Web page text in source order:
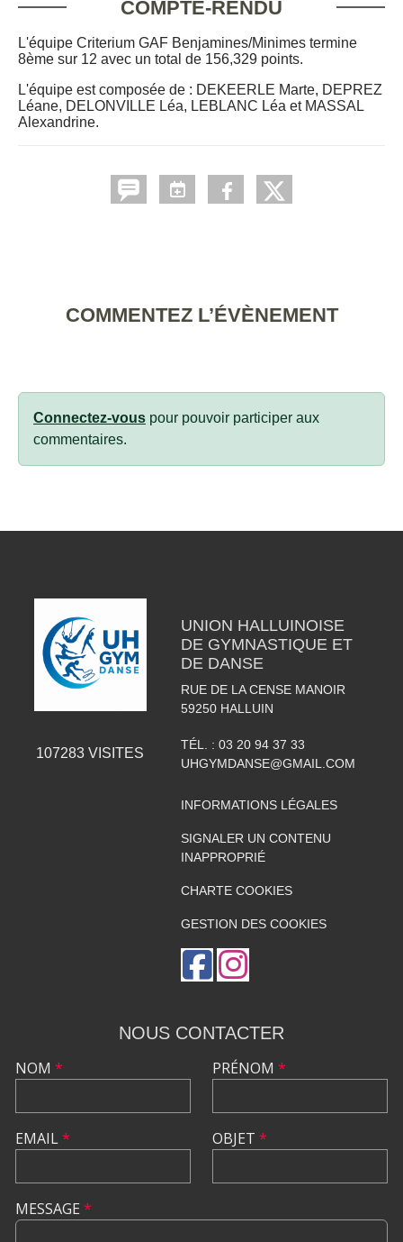
COMPTE-RENDU
L'équipe Criterium GAF Benjamines/Minimes termine
8ème sur 12 avec un total de 156,329 points.
L'équipe est composée de : DEKEERLE Marte, DEPREZ
Léane, DELONVILLE Léa, LEBLANC Léa et MASSAL
Alexandrine.
COMMENTEZ L’ÉVÈNEMENT
Connectez-vous pour pouvoir participer aux
commentaires.
107283 VISITES
UNION HALLUINOISE
DE GYMNASTIQUE ET
DE DANSE
RUE DE LA CENSE MANOIR
59250 HALLUIN
TÉL. : 03 20 94 37 33
UHGYMDANSE@GMAIL.COM
INFORMATIONS LÉGALES
SIGNALER UN CONTENU
INAPPROPRIÉ
CHARTE COOKIES
GESTION DES COOKIES
NOUS CONTACTER
NOM *
EMAIL*
PRÉNOM *
OBJET *
MESSAGE *